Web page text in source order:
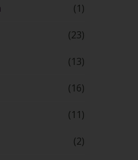
(1)
(23)
(13)
(16)
(11)
(2)